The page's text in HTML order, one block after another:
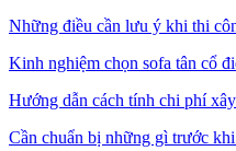
Những điều cần lưu ý khi thi
Kinh nghiệm chọn sofa tân cổ
Hướng dẫn cách tính chi phí
Cần chuẩn bị những gì trước